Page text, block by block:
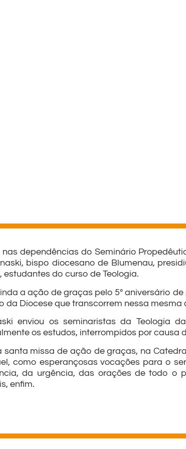
dependências do Seminário
bispo diocesano de Blumenau,
do curso de Teologia.
a ação de graças pelo 5º aniversário
da Diocese que transcorrem nessa mesma
enviou os seminaristas da Teologia
os estudos, interrompidos por causa
missa de ação de graças, na
como esperançosas vocações para o
da urgência, das orações de todo o
enfim.